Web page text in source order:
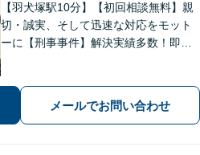
【羽犬塚駅10分】【初回相談無料】親
切・誠実、そして迅速な対応をモット
ーに【刑事事件】解決実績多数！即時
選択肢と法的権利を明確にし、納得の
いく決断ができるよう支援いたします
メールでお問い合わせ